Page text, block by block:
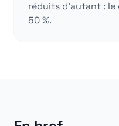
réduits d'autant :
50 %.